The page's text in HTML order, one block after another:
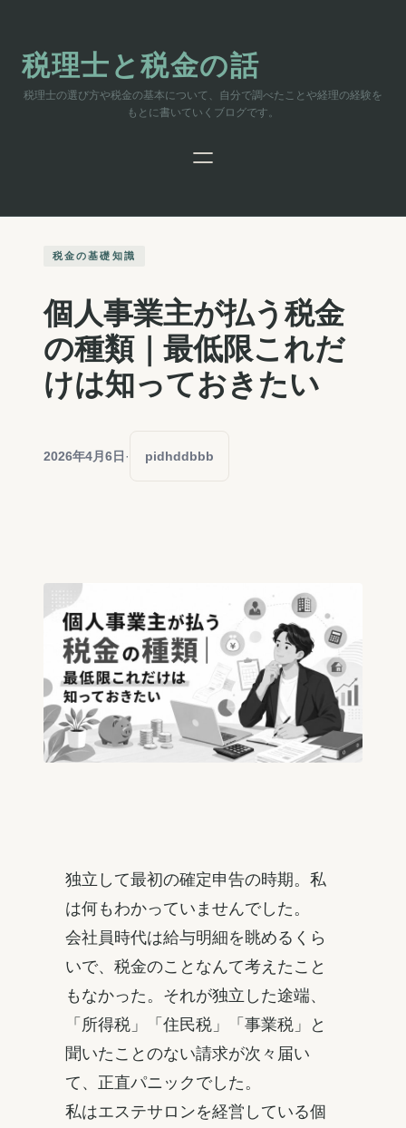
税理士と税金の話
税理士の選び方や税金の基本について、自分で調べたことや経理の経験を
もとに書いていくブログです。
税金の基礎知識
個人事業主が払う税金
の種類｜最低限これだ
けは知っておきたい
2026年4月6日 · pidhddbbb
独立して最初の確定申告の時期。私
は何もわかっていませんでした。
会社員時代は給与明細を眺めるくら
いで、税金のことなんて考えたこと
もなかった。それが独立した途端、
「所得税」「住民税」「事業税」と
聞いたことのない請求が次々届い
て、正直パニックでした。
私はエステサロンを経営している個